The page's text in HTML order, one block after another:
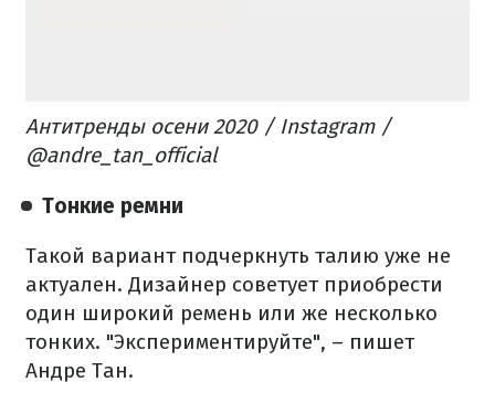
Антитренды осени 2020 / Instagram /
@andre_tan_official
Тонкие ремни
Такой вариант подчеркнуть талию уже не
актуален. Дизайнер советует приобрести
один широкий ремень или же несколько
тонких. "Экспериментируйте", – пишет
Андре Тан.